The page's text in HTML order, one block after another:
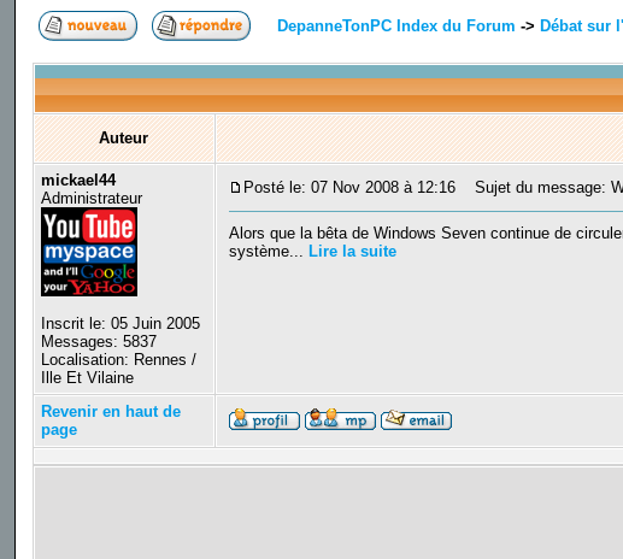
DepanneTonPC Index du Forum -> Débat sur
Auteur
mickael44
Administrateur
Inscrit le: 05 Juin 2005
Messages: 5837
Localisation: Rennes /
Ille Et Vilaine
Posté le: 07 Nov 2008 à 12:16 Sujet du message:
Alors que la bêta de Windows Seven continue de
système... Lire la suite
Revenir en haut de
page